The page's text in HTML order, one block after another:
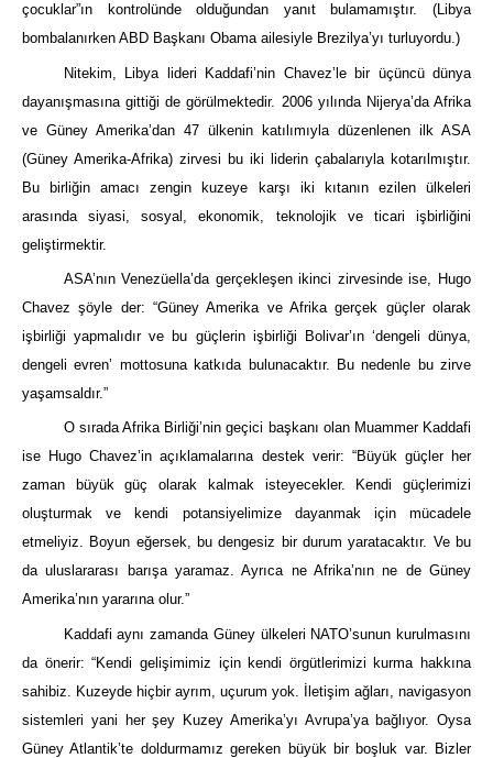
çocuklar”ın kontrolünde olduğundan yanıt bulamamıştır. (Libya
bombalanırken ABD Başkanı Obama ailesiyle Brezilya’yı turluyordu.)
Nitekim, Libya lideri Kaddafi’nin Chavez’le bir üçüncü dünya
dayanışmasına gittiği de görülmektedir. 2006 yılında Nijerya’da Afrika
ve Güney Amerika’dan 47 ülkenin katılımıyla düzenlenen ilk ASA
(Güney Amerika-Afrika) zirvesi bu iki liderin çabalarıyla kotarılmıştır.
Bu birliğin amacı zengin kuzeye karşı iki kıtanın ezilen ülkeleri
arasında siyasi, sosyal, ekonomik, teknolojik ve ticari işbirliğini
geliştirmektir.
ASA’nın Venezüella’da gerçekleşen ikinci zirvesinde ise, Hugo
Chavez şöyle der: “Güney Amerika ve Afrika gerçek güçler olarak
işbirliği yapmalıdır ve bu güçlerin işbirliği Bolivar’ın ‘dengeli dünya,
dengeli evren’ mottosuna katkıda bulunacaktır. Bu nedenle bu zirve
yaşamsaldır.”
O sırada Afrika Birliği’nin geçici başkanı olan Muammer Kaddafi
ise Hugo Chavez’in açıklamalarına destek verir: “Büyük güçler her
zaman büyük güç olarak kalmak isteyecekler. Kendi güçlerimizi
oluşturmak ve kendi potansiyelimize dayanmak için mücadele
etmeliyiz. Boyun eğersek, bu dengesiz bir durum yaratacaktır. Ve bu
da uluslararası barışa yaramaz. Ayrıca ne Afrika’nın ne de Güney
Amerika’nın yararına olur.”
Kaddafi aynı zamanda Güney ülkeleri NATO’sunun kurulmasını
da önerir: “Kendi gelişimimiz için kendi örgütlerimizi kurma hakkına
sahibiz. Kuzeyde hiçbir ayrım, uçurum yok. İletişim ağları, navigasyon
sistemleri yani her şey Kuzey Amerika’yı Avrupa’ya bağlıyor. Oysa
Güney Atlantik’te doldurmamız gereken büyük bir boşluk var. Bizler